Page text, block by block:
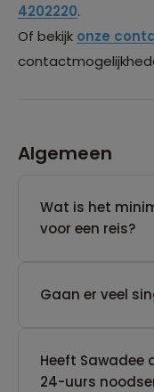
4202220.
Of bekijk onze
Algemeen
Wat is het
voor een reis?
Gaan er veel
Heeft Sawadee
24-uurs